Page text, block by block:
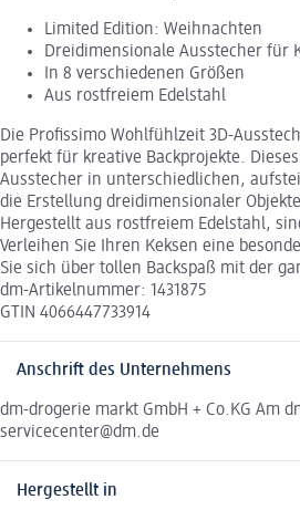
Limited Edition: Weihnachten
Dreidimensionale Ausstecher für
In 8 verschiedenen Größen
Aus rostfreiem Edelstahl
Die Profissimo Wohlfühlzeit 3D-
perfekt für kreative Backprojekte.
Ausstecher in unterschiedlichen,
die Erstellung dreidimensionaler
Hergestellt aus rostfreiem Edelstahl,
Verleihen Sie Ihren Keksen eine
Sie sich über tollen Backspaß mit der
dm-Artikelnummer: 1431875
GTIN 4066447733914
Anschrift des Unternehmens
dm-drogerie markt GmbH + Co.KG Am
servicecenter@dm.de
Hergestellt in